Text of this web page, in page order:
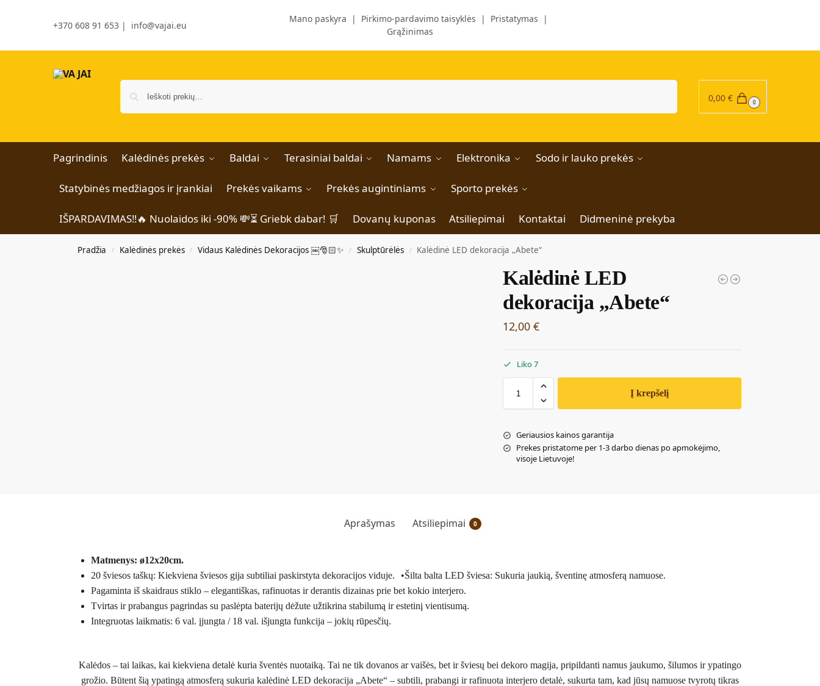
+370 608 91 653 | info@vajai.eu
Mano paskyra | Pirkimo-pardavimo taisyklės | Pristatymas |
Grąžinimas
0,00 € 0
Pagrindinis Kalėdinės prekės Baldai Terasiniai baldai Namams Elektronika Sodo ir lauko prekės
Statybinės medžiagos ir įrankiai Prekės vaikams Prekės augintiniams Sporto prekės
IŠPARDAVIMAS‼️🔥 Nuolaidos iki -90% 💸⏳ Griebk dabar! 🛒 Dovanų kuponas Atsiliepimai Kontaktai Didmeninė prekyba
Pradžia / Kalėdinės prekės / Vidaus Kalėdinės Dekoracijos ￼🎅🏻✨ / Skulptūrėlės / Kalėdinė LED dekoracija „Abete“
Kalėdinė LED
dekoracija „Abete“
12,00€
Liko 7
Į krepšelį
Geriausios kainos garantija
Prekes pristatome per 1-3 darbo dienas po apmokėjimo,
visoje Lietuvoje!
Aprašymas Atsiliepimai 0
Matmenys: ø12x20cm.
20 šviesos taškų: Kiekviena šviesos gija subtiliai paskirstyta dekoracijos viduje. •Šilta balta LED šviesa: Sukuria jaukią, šventinę atmosferą namuose.
Pagaminta iš skaidraus stiklo – elegantiškas, rafinuotas ir derantis dizainas prie bet kokio interjero.
Tvirtas ir prabangus pagrindas su paslėpta baterijų dėžute užtikrina stabilumą ir estetinį vientisumą.
Integruotas laikmatis: 6 val. įjungta / 18 val. išjungta funkcija – jokių rūpesčių.
Kalėdos – tai laikas, kai kiekviena detalė kuria šventės nuotaiką. Tai ne tik dovanos ar vaišės, bet ir šviesų bei dekoro magija, pripildanti namus jaukumo, šilumos ir ypatingo
grožio. Būtent šią ypatingą atmosferą sukuria kalėdinė LED dekoracija „Abete“ – subtili, prabangi ir rafinuota interjero detalė, sukurta tam, kad jūsų namuose tvyrotų tikras